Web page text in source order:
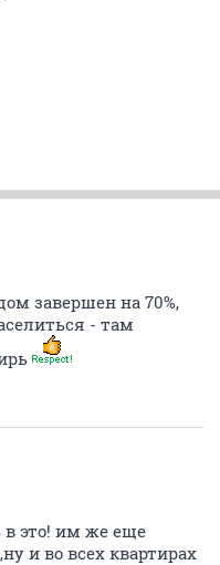
завершен на 70%,
- там
в это! им же еще
и во всех квартирах